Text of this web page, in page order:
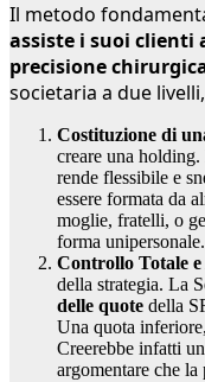
Il metodo
assiste i suoi clienti
precisione
societaria a due
Costituzione di
creare una
rende flessibile e
essere formata da
moglie, fratelli, o
forma unipersonale.
Controllo Totale
della strategia. La
delle quote della
Una quota
Creerebbe infatti
argomentare che la